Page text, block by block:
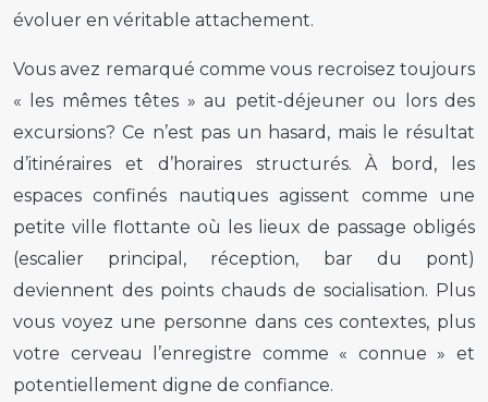
évoluer en véritable attachement.
Vous avez remarqué comme vous recroisez toujours
« les mêmes têtes » au petit-déjeuner ou lors des
excursions? Ce n’est pas un hasard, mais le résultat
d’itinéraires et d’horaires structurés. À bord, les
espaces confinés nautiques agissent comme une
petite ville flottante où les lieux de passage obligés
(escalier principal, réception, bar du pont)
deviennent des points chauds de socialisation. Plus
vous voyez une personne dans ces contextes, plus
votre cerveau l’enregistre comme « connue » et
potentiellement digne de confiance.